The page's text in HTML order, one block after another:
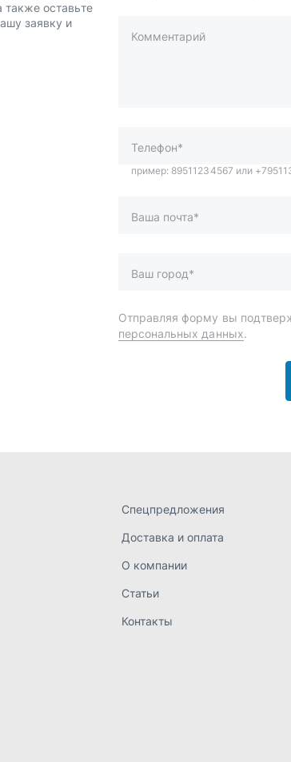
также оставьте
заявку и
Комментарий
пример: 89511234567 или
Доставка и оплата